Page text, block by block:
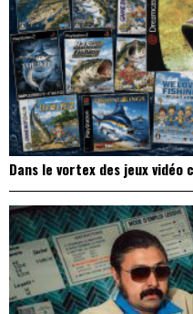
Dans le vortex des jeux vidéo